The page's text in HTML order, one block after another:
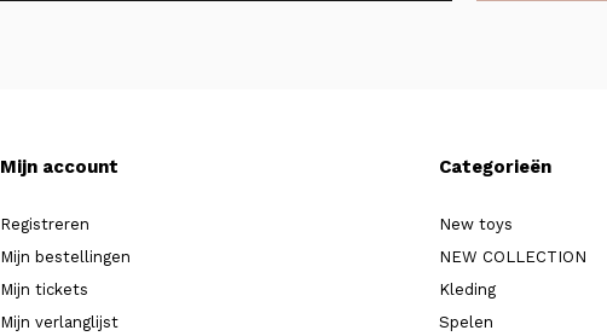
Mijn account
Registreren
Mijn bestellingen
Mijn tickets
Mijn verlanglijst
Categorieën
New toys
NEW COLLECTION
Kleding
Spelen